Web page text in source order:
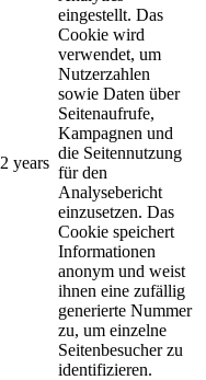
2 years
eingestellt. Das
Cookie wird
verwendet, um
Nutzerzahlen
sowie Daten über
Seitenaufrufe,
Kampagnen und
die Seitennutzung
für den
Analysebericht
einzusetzen. Das
Cookie speichert
Informationen
anonym und weist
ihnen eine zufällig
generierte Nummer
zu, um einzelne
Seitenbesucher zu
identifizieren.